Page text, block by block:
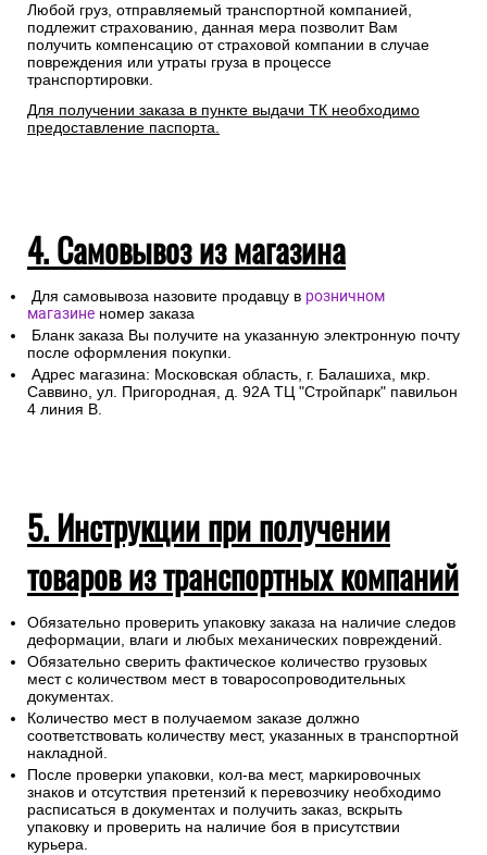
Любой груз, отправляемый транспортной компанией,
подлежит страхованию, данная мера позволит Вам
получить компенсацию от страховой компании в случае
повреждения или утраты груза в процессе
транспортировки.
Для получении заказа в пункте выдачи ТК необходимо
предоставление паспорта.
4. Самовывоз из магазина
Для самовывоза назовите продавцу в розничном
магазине номер заказа
Бланк заказа Вы получите на указанную электронную почту
после оформления покупки.
Адрес магазина: Московская область, г. Балашиха, мкр.
Саввино, ул. Пригородная, д. 92А ТЦ "Стройпарк" павильон
4 линия В.
5. Инструкции при получении
товаров из транспортных компаний
Обязательно проверить упаковку заказа на наличие следов
деформации, влаги и любых механических повреждений.
Обязательно сверить фактическое количество грузовых
мест с количеством мест в товаросопроводительных
документах.
Количество мест в получаемом заказе должно
соответствовать количеству мест, указанных в транспортной
накладной.
После проверки упаковки, кол-ва мест, маркировочных
знаков и отсутствия претензий к перевозчику необходимо
расписаться в документах и получить заказ, вскрыть
упаковку и проверить на наличие боя в присутствии
курьера.